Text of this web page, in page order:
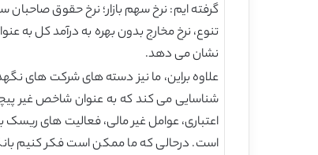
گرفته ایم: نرخ سهم بازار؛ نرخ حقوق صاحبان
نشان می دهد.
علاوه براین، ما نیز دسته های شرکت های
شناسایی می کند که به عنوان شاخص غیر
اعتباری، عوامل غیر مالی، فعالیت های
است. درحالی که ما ممکن است فکر کنیم